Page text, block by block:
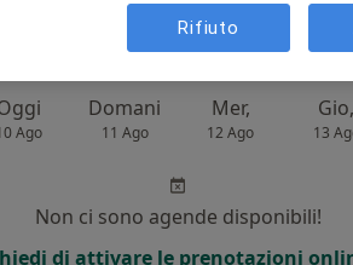
Ago
Domani
11 Ago
Mer,
12 Ago
Gio,
13
Non ci sono agende disponibili!
di attivare le prenotazioni
Rifiuto